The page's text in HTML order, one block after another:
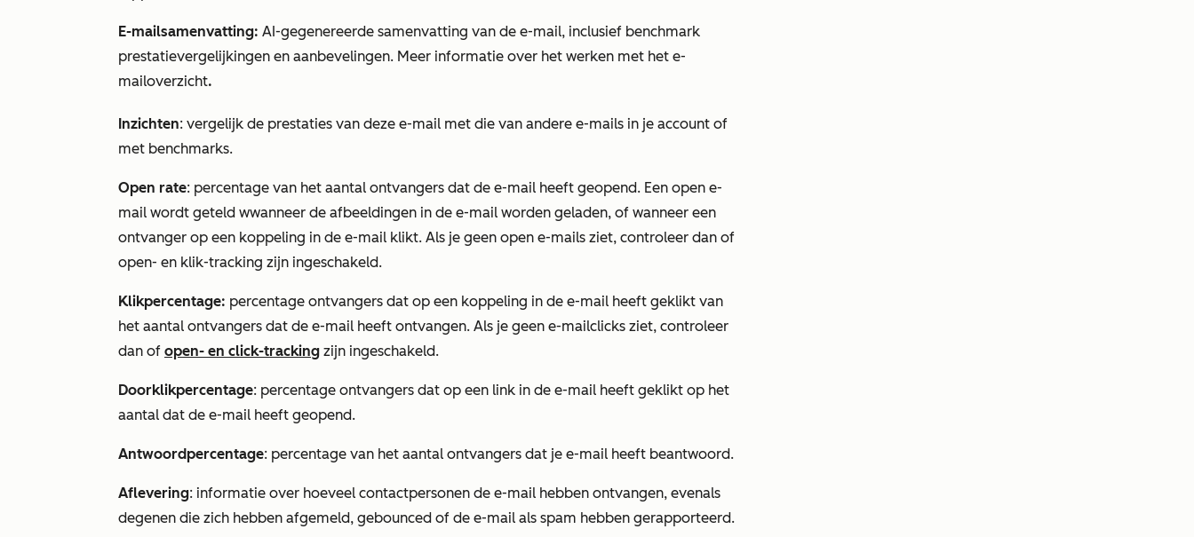
E-mailsamenvatting: AI-gegenereerde samenvatting van de e-mail, inclusief benchmark
prestatievergelijkingen en aanbevelingen. Meer informatie over het werken met het e-
mailoverzicht.
Inzichten: vergelijk de prestaties van deze e-mail met die van andere e-mails in je account of
met benchmarks.
Open rate: percentage van het aantal ontvangers dat de e-mail heeft geopend. Een open e-
mail wordt geteld wwanneer de afbeeldingen in de e-mail worden geladen, of wanneer een
ontvanger op een koppeling in de e-mail klikt. Als je geen open e-mails ziet, controleer dan of
open- en klik-tracking zijn ingeschakeld.
Klikpercentage: percentage ontvangers dat op een koppeling in de e-mail heeft geklikt van
het aantal ontvangers dat de e-mail heeft ontvangen. Als je geen e-mailclicks ziet, controleer
dan of open- en click-tracking zijn ingeschakeld.
Doorklikpercentage: percentage ontvangers dat op een link in de e-mail heeft geklikt op het
aantal dat de e-mail heeft geopend.
Antwoordpercentage: percentage van het aantal ontvangers dat je e-mail heeft beantwoord.
Aflevering: informatie over hoeveel contactpersonen de e-mail hebben ontvangen, evenals
degenen die zich hebben afgemeld, gebounced of de e-mail als spam hebben gerapporteerd.